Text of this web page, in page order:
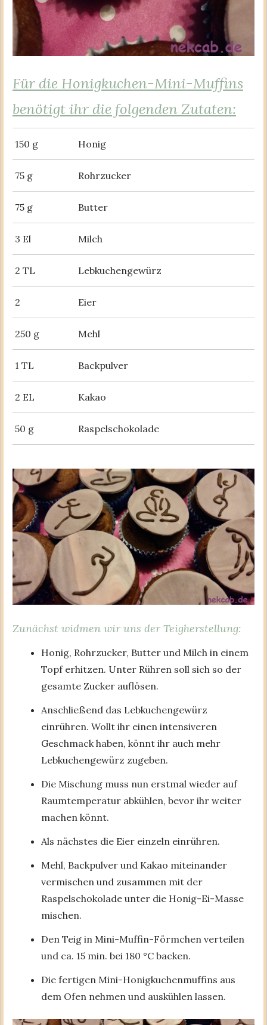
Für die Honigkuchen-Mini-Muffins
benötigt ihr die folgenden Zutaten:
150 g Honig
75 g Rohrzucker
75 g Butter
3 El Milch
2 TL Lebkuchengewürz
2 Eier
250 g Mehl
1 TL Backpulver
2 EL Kakao
50 g Raspelschokolade
Zunächst widmen wir uns der Teigherstellung:
Honig, Rohrzucker, Butter und Milch in einem
Topf erhitzen. Unter Rühren soll sich so der
gesamte Zucker auflösen.
Anschließend das Lebkuchengewürz
einrühren. Wollt ihr einen intensiveren
Geschmack haben, könnt ihr auch mehr
Lebkuchengewürz zugeben.
Die Mischung muss nun erstmal wieder auf
Raumtemperatur abkühlen, bevor ihr weiter
machen könnt.
Als nächstes die Eier einzeln einrühren.
Mehl, Backpulver und Kakao miteinander
vermischen und zusammen mit der
Raspelschokolade unter die Honig-Ei-Masse
mischen.
Den Teig in Mini-Muffin-Förmchen verteilen
und ca. 15 min. bei 180 °C backen.
Die fertigen Mini-Honigkuchenmuffins aus
dem Ofen nehmen und auskühlen lassen.